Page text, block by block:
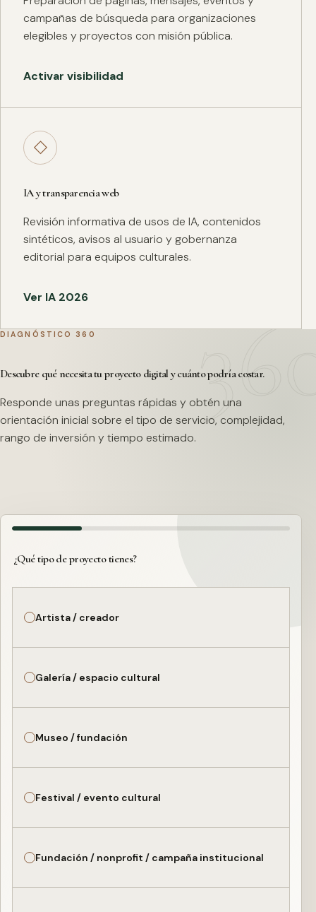
campañas de búsqueda para organizaciones
elegibles y proyectos con misión pública.
Activar visibilidad
◇
IA y transparencia web
Revisión informativa de usos de IA, contenidos
sintéticos, avisos al usuario y gobernanza
editorial para equipos culturales.
Ver IA 2026
DIAGNÓSTICO 360
Descubre qué necesita tu proyecto digital y cuánto podría costar.
Responde unas preguntas rápidas y obtén una
orientación inicial sobre el tipo de servicio, complejidad,
rango de inversión y tiempo estimado.
¿Qué tipo de proyecto tienes?
Artista / creador
Galería / espacio cultural
Museo / fundación
Festival / evento cultural
Fundación / nonprofit / campaña institucional